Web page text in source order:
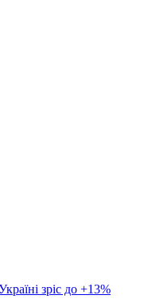
зріс до +13%